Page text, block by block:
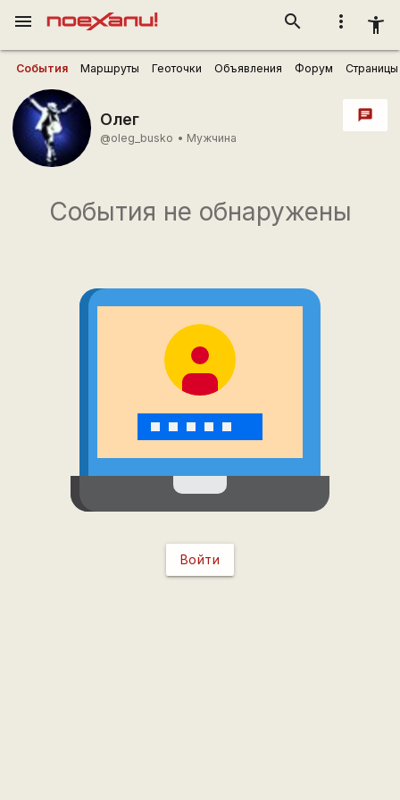
more_vert accessibility_new
search
menu
События Маршруты Геоточки Объявления Форум Страницы
Олег
@oleg_busko • Мужчина
chat
События не обнаружены
Войти